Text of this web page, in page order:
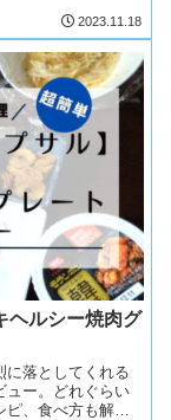
2023.11.18
ヘルシー焼肉グ
に落としてくれる
ュー。どれぐらい
ピ、食べ方も解